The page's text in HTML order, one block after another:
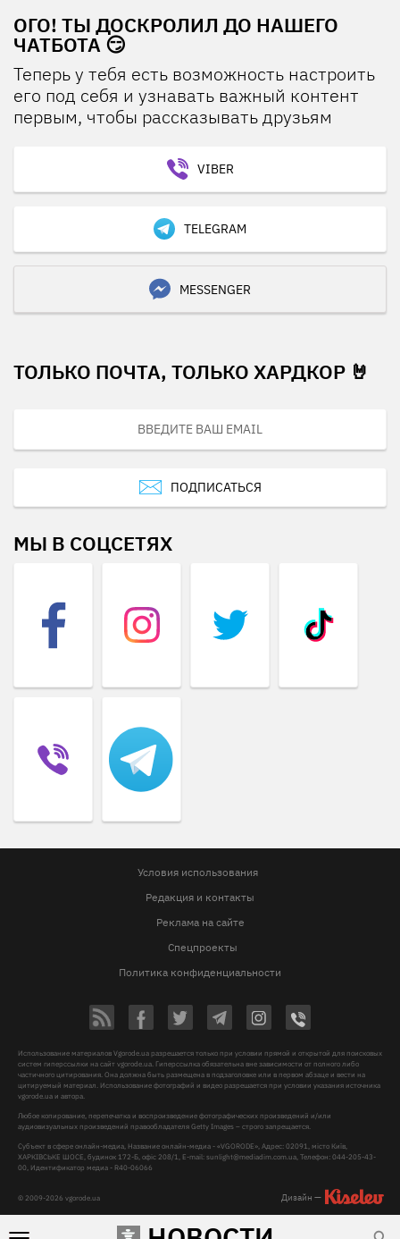
ОГО! ТЫ ДОСКРОЛИЛ ДО НАШЕГО
ЧАТБОТА 😏
Теперь у тебя есть возможность настроить
его под себя и узнавать важный контент
первым, чтобы рассказывать друзьям
VIBER
TELEGRAM
MESSENGER
ТОЛЬКО ПОЧТА, ТОЛЬКО ХАРДКОР 🤘
ПОДПИСАТЬСЯ
МЫ В СОЦСЕТЯХ
Условия использования
Редакция и контакты
Реклама на сайте
Спецпроекты
Политика конфиденциальности
© 2009-2026 vgorode.ua
Использование материалов Vgorode.ua разрешается только при условии прямой и открытой для поисковых
систем гиперссылки на сайт vgorode.ua. Гиперссылка обязательна вне зависимости от полного либо
частичного цитирования. Она должна быть размещена в подзаголовке или в первом абзаце и вести на
цитируемый материал. Использование фотографий и видео разрешается при условии указания источника
vgorode.ua и автора.
Любое копирование, перепечатка и воспроизведение фотографических произведений и/или
аудиовизуальных произведений правообладателя Getty Images – строго запрещается.
Субъект в сфере онлайн-медиа, Название онлайн-медиа - «VGORODE», Адрес: 02091, місто Київ,
ХАРКІВСЬКЕ ШОСЕ, будинок 172-Б, офіс 208/1, E-mail:sunlight@mediadim.com.ua, Телефон: 044-205-43-
00, Идентификатор медиа - R40-06066
Дизайн —